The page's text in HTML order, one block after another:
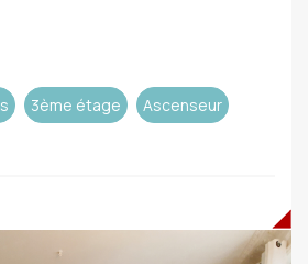
3ème étage Ascenseur